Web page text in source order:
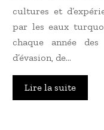
cultures et
par les eaux
chaque année
d’évasion, de…
Lire la suite